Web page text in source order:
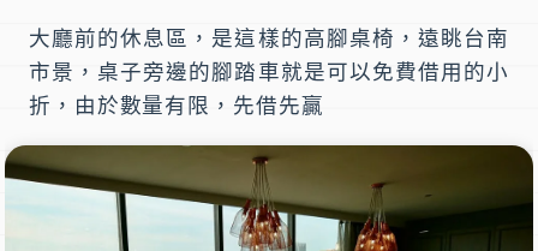
大廳前的休息區，是這樣的高腳桌椅，遠眺台南
市景，桌子旁邊的腳踏車就是可以免費借用的小
折，由於數量有限，先借先贏